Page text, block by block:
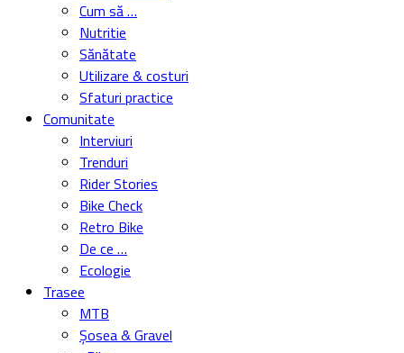
Cum să …
Nutritie
Sănătate
Utilizare & costuri
Sfaturi practice
Comunitate
Interviuri
Trenduri
Rider Stories
Bike Check
Retro Bike
De ce …
Ecologie
Trasee
MTB
Șosea & Gravel